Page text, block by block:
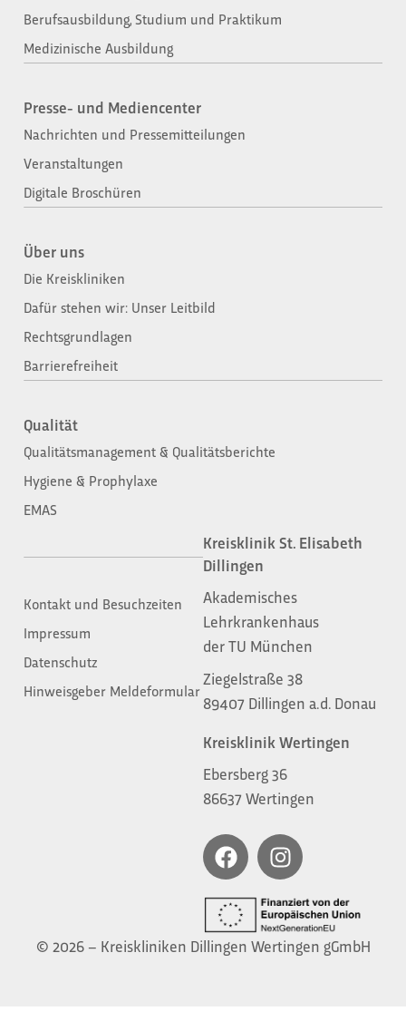
Berufsausbildung, Studium und Praktikum
Medizinische Ausbildung
Presse- und Mediencenter
Nachrichten und Pressemitteilungen
Veranstaltungen
Digitale Broschüren
Über uns
Die Kreiskliniken
Dafür stehen wir: Unser Leitbild
Rechtsgrundlagen
Barrierefreiheit
Qualität
Qualitätsmanagement & Qualitätsberichte
Hygiene & Prophylaxe
EMAS
Kontakt und Besuchzeiten
Impressum
Datenschutz
Hinweisgeber Meldeformular
Kreisklinik St. Elisabeth
Dillingen
Akademisches
Lehrkrankenhaus
der TU München
Ziegelstraße 38
89407 Dillingen a.d. Donau
Kreisklinik Wertingen
Ebersberg 36
86637 Wertingen
© 2026 – Kreiskliniken Dillingen Wertingen gGmbH